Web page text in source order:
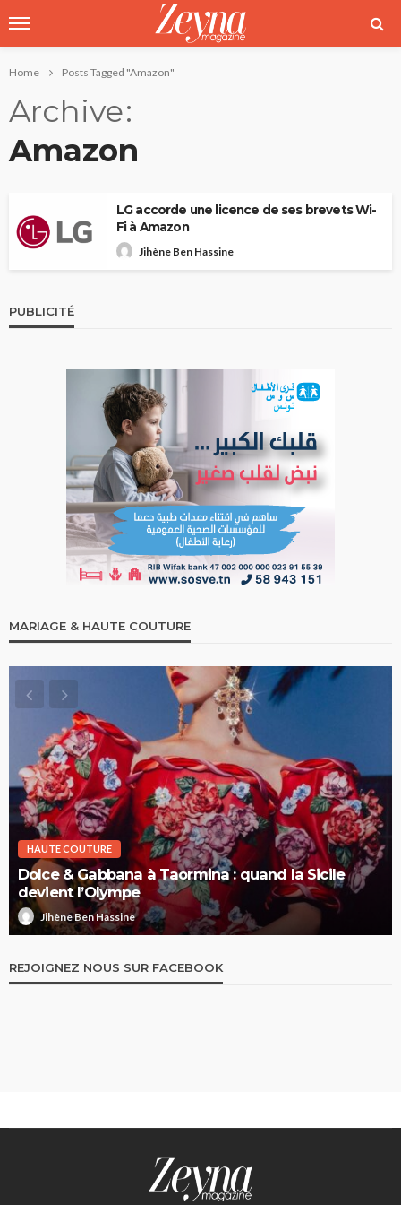
Home Posts Tagged "Amazon"
Archive
Amazon
LG accorde une licence de ses brevets Wi-
Fi à Amazon
Jihène Ben Hassine
PUBLICITÉ
MARIAGE & HAUTE COUTURE
HAUTE COUTURE
Dolce & Gabbana à Taormina : quand la Sicile
devient l’Olympe
Jihène Ben Hassine
REJOIGNEZ NOUS SUR FACEBOOK